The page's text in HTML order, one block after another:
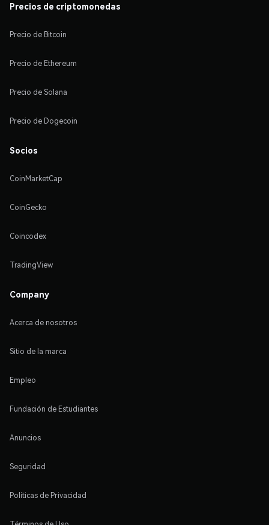
Precios de criptomonedas
Precio de Bitcoin
Precio de Ethereum
Precio de Solana
Precio de Dogecoin
Socios
CoinMarketCap
CoinGecko
Coincodex
TradingView
Company
Acerca de nosotros
Sitio de la marca
Empleo
Fundación de Estudiantes
Anuncios
Seguridad
Políticas de Privacidad